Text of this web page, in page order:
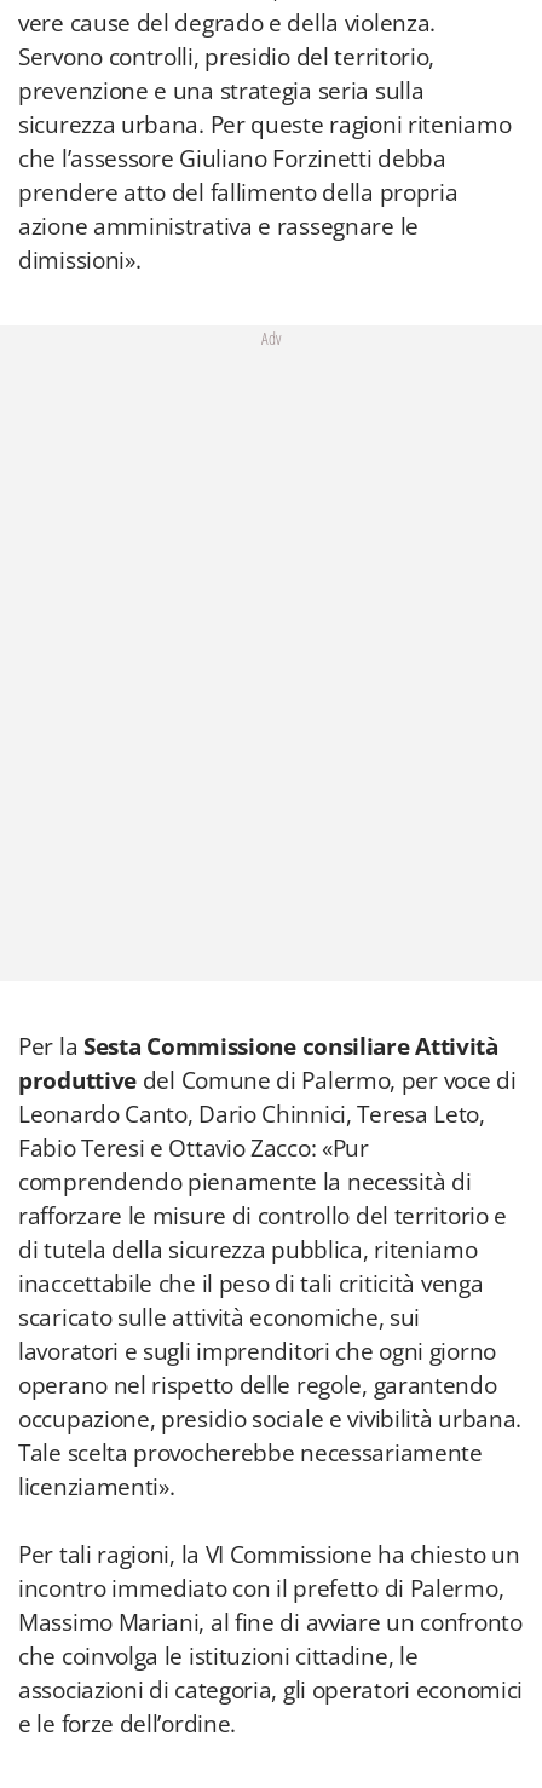
vere cause del degrado e della violenza.
Servono controlli, presidio del territorio,
prevenzione e una strategia seria sulla
sicurezza urbana. Per queste ragioni riteniamo
che l’assessore Giuliano Forzinetti debba
prendere atto del fallimento della propria
azione amministrativa e rassegnare le
dimissioni».
Adv
Per la Sesta Commissione consiliare Attività
produttive del Comune di Palermo, per voce di
Leonardo Canto, Dario Chinnici, Teresa Leto,
Fabio Teresi e Ottavio Zacco: «Pur
comprendendo pienamente la necessità di
rafforzare le misure di controllo del territorio e
di tutela della sicurezza pubblica, riteniamo
inaccettabile che il peso di tali criticità venga
scaricato sulle attività economiche, sui
lavoratori e sugli imprenditori che ogni giorno
operano nel rispetto delle regole, garantendo
occupazione, presidio sociale e vivibilità urbana.
Tale scelta provocherebbe necessariamente
licenziamenti».
Per tali ragioni, la VI Commissione ha chiesto un
incontro immediato con il prefetto di Palermo,
Massimo Mariani, al fine di avviare un confronto
che coinvolga le istituzioni cittadine, le
associazioni di categoria, gli operatori economici
e le forze dell’ordine.